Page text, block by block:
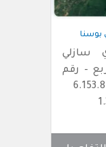
بوسنا
سازلي
221 متر مربع – رقم